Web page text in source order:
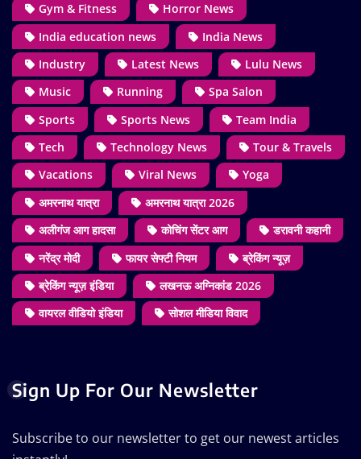
Gym & Fitness
Horror News
India education news
India News
Industry
Latest News
Lulu News
Music
Running
Spa Salon
Sports
Sports News
Team India
Tech
Technology News
Tour & Travels
Vacations
Viral News
Yoga
अमरनाथ यात्रा
अमरनाथ यात्रा 2026
अलीगंज आग हादसा
कोचिंग सेंटर आग
डरावनी कहानी
नरेंद्र मोदी
फायर सेफ्टी नियम
ब्रेकिंग न्यूज़
ब्रेकिंग न्यूज़ इंडिया
लखनऊ अग्निकांड 2026
वायरल वीडियो इंडिया
सोशल मीडिया विवाद
Sign Up For Our Newsletter
Subscribe to our newsletter to get our newest articles